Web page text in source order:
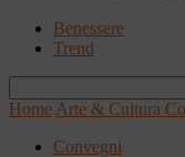
Benessere
Trend
Home Arte & Cultura
Convegni